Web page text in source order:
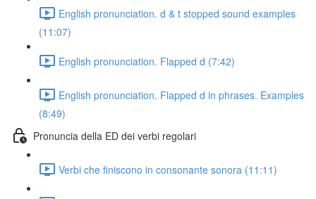
English pronunciation. d & t stopped sound examples
(11:07)
English pronunciation. Flapped d (7:42)
English pronunciation. Flapped d in phrases. Examples
(8:49)
Pronuncia della ED dei verbi regolari
Verbi che finiscono in consonante sonora (11:11)